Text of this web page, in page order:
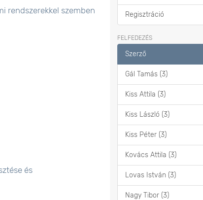
rendszerekkel szemben
és
Regisztráció
FELFEDEZÉS
Szerző
Gál Tamás (3)
Kiss Attila (3)
Kiss László (3)
Kiss Péter (3)
Kovács Attila (3)
Lovas István (3)
Nagy Tibor (3)